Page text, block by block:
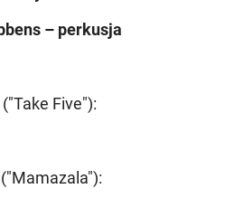
– perkusja
Five"):